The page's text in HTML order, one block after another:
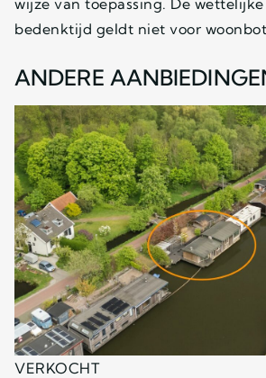
wijze van toepassing. De
bedenktijd geldt niet voor
ANDERE
VERKOCHT